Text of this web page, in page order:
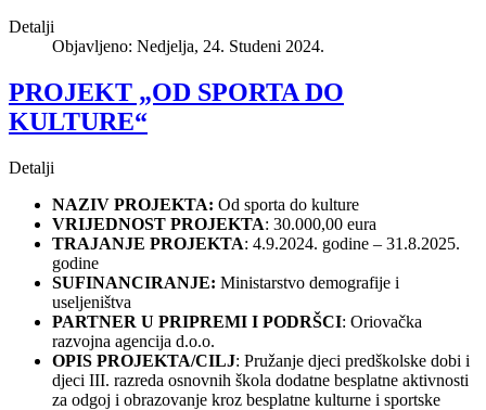
Detalji
Objavljeno: Nedjelja, 24. Studeni 2024.
PROJEKT „OD SPORTA DO
KULTURE“
Detalji
NAZIV PROJEKTA: Od sporta do kulture
VRIJEDNOST PROJEKTA: 30.000,00 eura
TRAJANJE PROJEKTA: 4.9.2024. godine – 31.8.2025.
godine
SUFINANCIRANJE: Ministarstvo demografije i
useljeništva
PARTNER U PRIPREMI I PODRŠCI: Oriovačka
razvojna agencija d.o.o.
OPIS PROJEKTA/CILJ: Pružanje djeci predškolske dobi i
djeci III. razreda osnovnih škola dodatne besplatne aktivnosti
za odgoj i obrazovanje kroz besplatne kulturne i sportske